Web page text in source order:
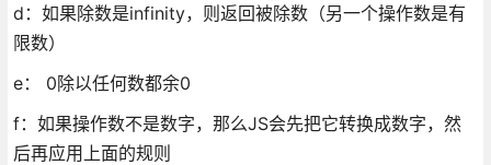
d：如果除数是infinity，则返回被除数（另一个操作数是有
限数）
e： 0除以任何数都余0
f：如果操作数不是数字，那么JS会先把它转换成数字，然
后再应用上面的规则